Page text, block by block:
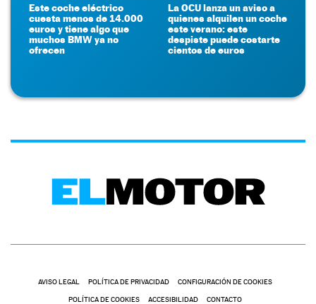
Este coche eléctrico
cuesta menos de 14.000
euros y tiene algo que
muchos BMW ya no
ofrecen
La OCU lanza un aviso a
quienes alquilen un coche
este verano: este
despiste puede costarte
cientos de euros
AVISO LEGAL POLÍTICA DE PRIVACIDAD CONFIGURACIÓN DE COOKIES
POLÍTICA DE COOKIES ACCESIBILIDAD CONTACTO